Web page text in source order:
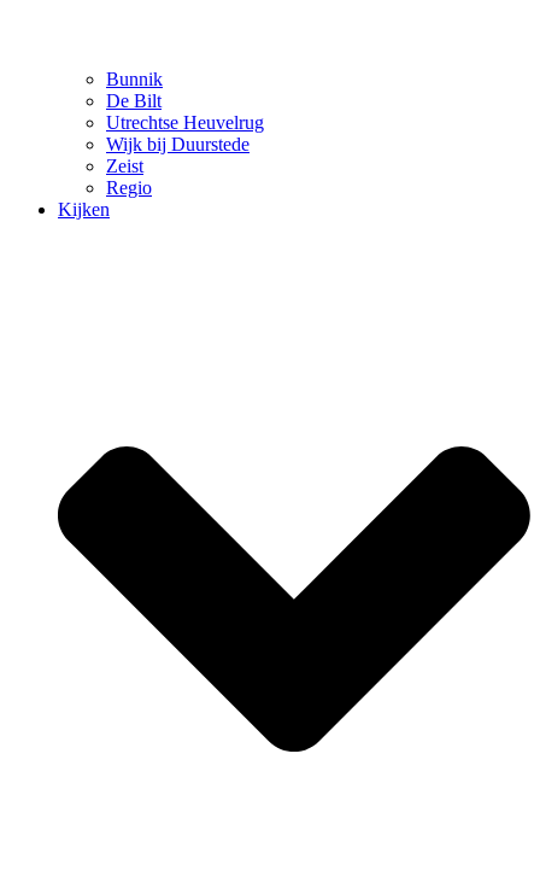
Bunnik
De Bilt
Utrechtse Heuvelrug
Wijk bij Duurstede
Zeist
Regio
Kijken